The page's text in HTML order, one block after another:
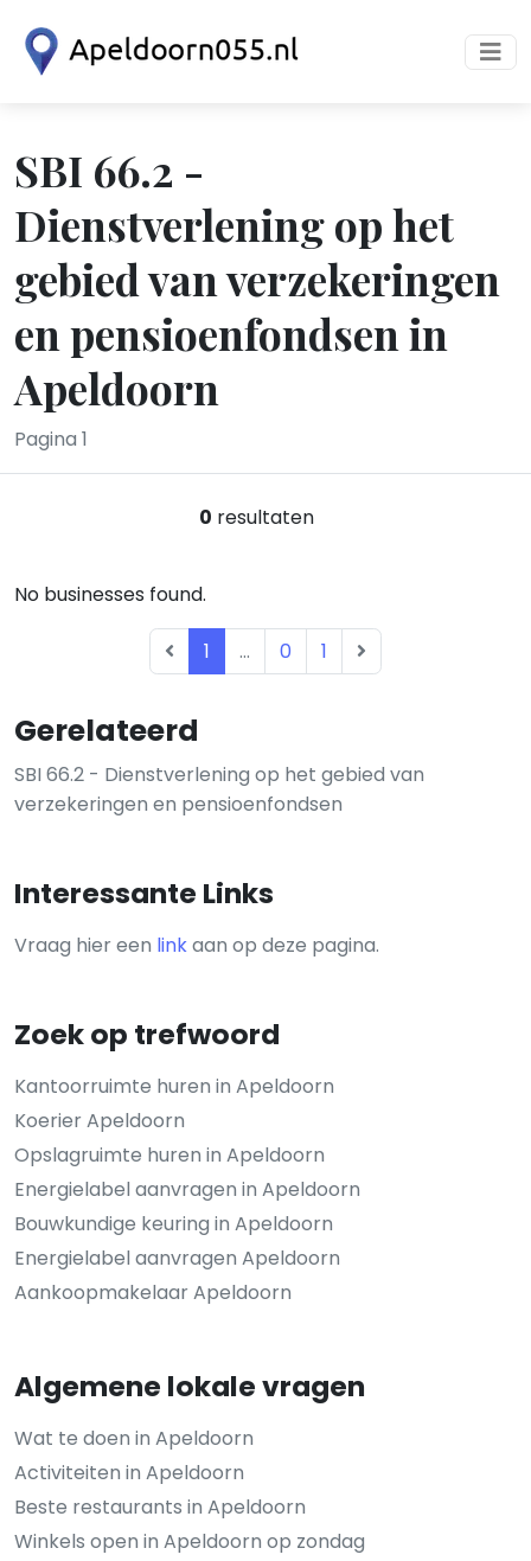
SBI 66.2 -
Dienstverlening op het
gebied van verzekeringen
en pensioenfondsen in
Apeldoorn
Pagina 1
Gerelateerd
SBI 66.2 - Dienstverlening op het gebied van
verzekeringen en pensioenfondsen
Interessante Links
Vraag hier een linkaan op deze pagina.
Zoek op trefwoord
Kantoorruimte huren in Apeldoorn
Koerier Apeldoorn
Opslagruimte huren in Apeldoorn
Energielabel aanvragen in Apeldoorn
Bouwkundige keuring in Apeldoorn
Energielabel aanvragen Apeldoorn
Aankoopmakelaar Apeldoorn
Algemene lokale vragen
Wat te doen in Apeldoorn
Activiteiten in Apeldoorn
Beste restaurants in Apeldoorn
Winkels open in Apeldoorn op zondag
0 resultaten
No businesses found.
1 ... 0 1